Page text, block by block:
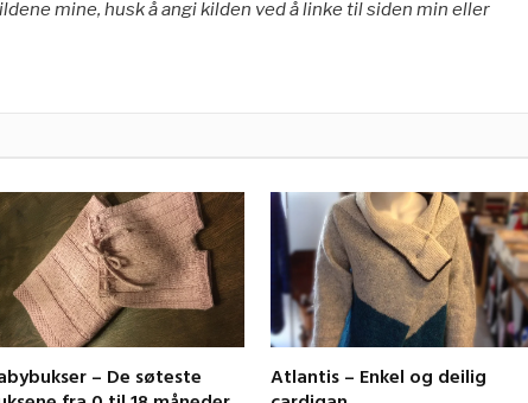
mine, husk å angi kilden ved å linke til siden min eller
– De søteste
Atlantis – Enkel og deilig